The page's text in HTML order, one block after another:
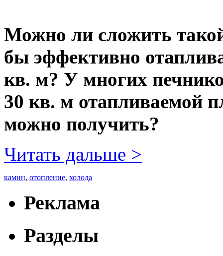
Можно ли сложить
бы эффективно
кв. м? У многих
30 кв. м отапливаемой
можно получить?
Читать дальше >
камин, отопление, холода
Реклама
Разделы